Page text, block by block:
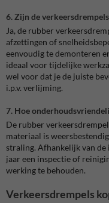
6. Zijn de
Ja, de rubber
afzettingen of
eenvoudig te demonteren
ideaal voor tijdelijke
wel voor dat je de juiste
i.p.v. verlijming.
7. Hoe
De rubber
materiaal is
straling. Afhankelijk van de
jaar een inspectie of
werking te behouden.
Verkeersdrempels